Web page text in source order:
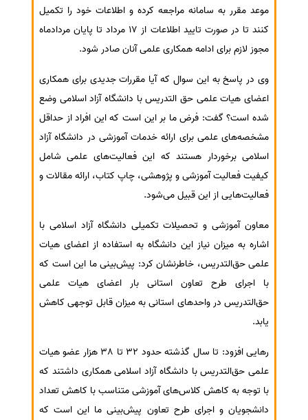
موعد مقرر به سامانه مراجعه کرده و اطلاعات خود را تکمیل
کنند تا در صورت تایید اطلاعات از 17 مرداد تا پایان مردادماه
مجوز لازم برای ادامه همکاری علمی آنان صادر شود.
وی در پاسخ به این سوال که آیا مقررات جدیدی برای همکاری
اعضای هیات علمی حق التدریس با دانشگاه آزاد اسلامی وضع
شده است؟ گفت: فرض ما بر این است که این افراد از حداقل
مشخصه‌های علمی برای ارائه خدمات آموزشی در دانشگاه آزاد
اسلامی برخوردار هستند که این فعالیت‌های علمی شامل
کیفیت فعالیت آموزشی و پژوهشی، چاپ کتاب، ارائه مقالات و
فعالیت‌هایی از این قبیل می‌شود.
معاون آموزشی و تحصیلات تکمیلی دانشگاه آزاد اسلامی با
اشاره به میزان نیاز این دانشگاه به استفاده از اعضای هیات
علمی حق‌التدریس، خاطرنشان کرد: پیش‌بینی ما این است که
با اجرای طرح تعاون استانی بار اعضای هیات علمی
حق‌التدریس در واحدهای استانی به میزان قابل توجهی کاهش
یابد.
رهایی افزود: تا سال گذشته حدود 32 تا 38 هزار عضو هیات
علمی حق‌التدریس با دانشگاه آزاد اسلامی همکاری داشتند که
با توجه به کاهش کلاس‌های آموزشی متناسب با کاهش تعداد
دانشجویان و اجرای طرح تعاون پیش‌بینی ما این است که